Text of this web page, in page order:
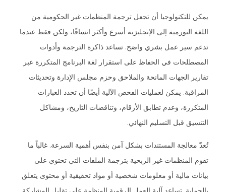
يمكن للتكنولوجيا أن تجعل ترجمة المنظمات غير الحكومية من
اللغة البورمية إلى الإنجليزية أسرع وأكثر اتساقًا، ولكن فقط عندما
تدعم سير عمل بشري واضح. تساعد ذاكرة الترجمة وأدوات
المصطلحات في الحفاظ على استقرار لغة البرنامج المتكررة عبر
تقارير الجهات المانحة والملاحق وحزم مجلس الإدارة وتحديثات
المراقبة. يمكن لعمليات الفحص الآلية أيضًا أن تحدد العبارات
المتكررة، وعدم تطابق الأرقام، وتناقضات التاريخ، ومشاكل
التنسيق قبل التسليم النهائي.
تُعدّ معالجة المستندات بشكل آمن بنفس أهمية السرعة. غالباً ما
تقوم المنظمات غير الربحية بترجمة الملفات التي تحتوي على
بيانات مالية أو معلومات شخصية أو مواد تحقيقية أو محتوى يتعلق